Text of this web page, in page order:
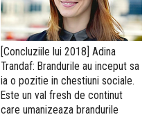
[Concluziile lui 2018] Adina
Trandaf: Brandurile au inceput sa
ia o pozitie in chestiuni sociale.
Este un val fresh de continut
care umanizeaza brandurile